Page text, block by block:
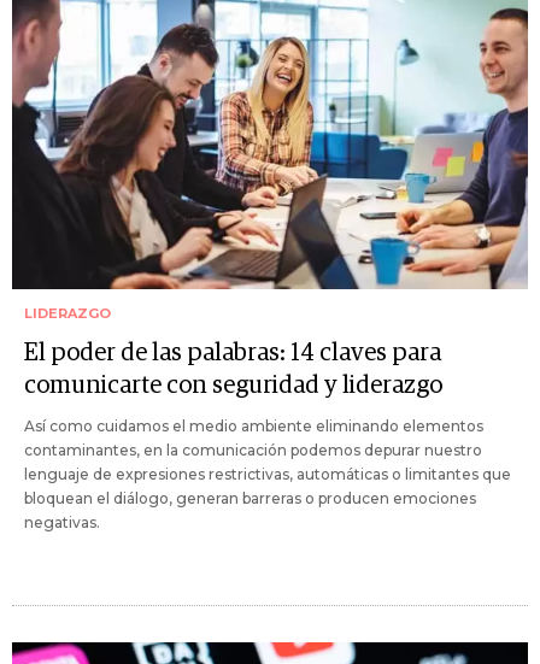
LIDERAZGO
El poder de las palabras: 14 claves para
comunicarte con seguridad y liderazgo
Así como cuidamos el medio ambiente eliminando elementos
contaminantes, en la comunicación podemos depurar nuestro
lenguaje de expresiones restrictivas, automáticas o limitantes que
bloquean el diálogo, generan barreras o producen emociones
negativas.